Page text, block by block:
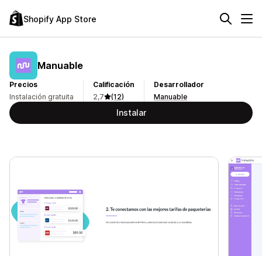
Shopify App Store
Manuable
Precios
Instalación gratuita
Calificación
2,7
(12)
Desarrollador
Manuable
Instalar